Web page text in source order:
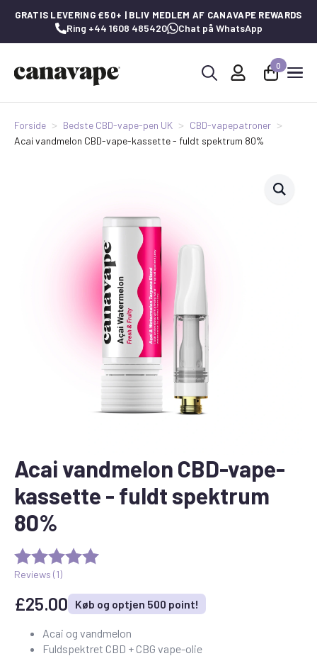
GRATIS LEVERING £50+ | BLIV MEDLEM AF CANAVAPE REWARDS
Ring +44 1608 485420 Chat på WhatsApp
0
Forside Bedste CBD-vape-pen UK
CBD-vapepatroner
Acai vandmelon CBD-vape-kassette - fuldt spektrum 80%
Acai vandmelon CBD-vape-
kassette - fuldt spektrum
80%
Reviews (1)
£25.00 Køb og optjen 500 point!
Acai og vandmelon
Fuldspektret CBD + CBG vape-olie